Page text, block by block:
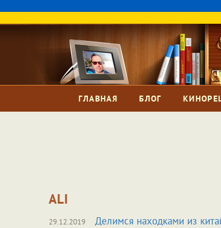
ГЛАВНАЯ БЛОГ
ALI
29.12.2019 Делимся находками из